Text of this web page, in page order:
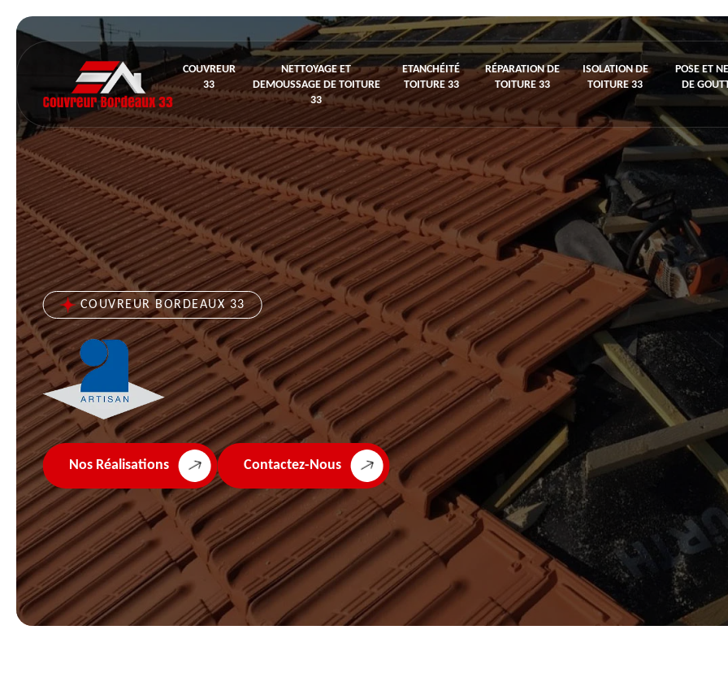
COUVREUR
33
NETTOYAGE ET
DEMOUSSAGE DE TOITURE
33
ETANCHÉITÉ
TOITURE 33
RÉPARATION DE
TOITURE 33
ISOLATION DE
TOITURE 33
POSE ET
DE
COUVREUR BORDEAUX 33
Nos Réalisations Contactez-Nous